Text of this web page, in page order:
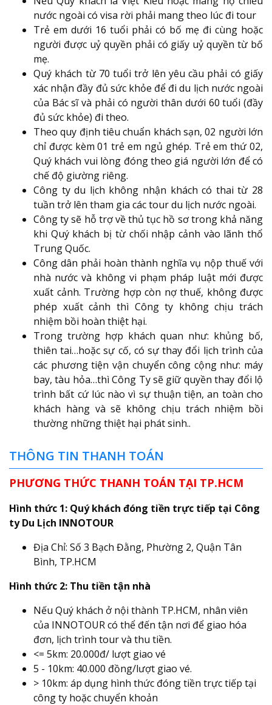
nước ngoài có visa rời phải mang theo lúc đi tour
Trẻ em dưới 16 tuổi phải có bố mẹ đi cùng hoặc
người được uỷ quyền phải có giấy uỷ quyền từ bố
mẹ.
Quý khách từ 70 tuổi trở lên yêu cầu phải có giấy
xác nhận đầy đủ sức khỏe để đi du lịch nước ngoài
của Bác sĩ và phải có người thân dưới 60 tuổi (đầy
đủ sức khỏe) đi theo.
Theo quy định tiêu chuẩn khách sạn, 02 người lớn
chỉ được kèm 01 trẻ em ngủ ghép. Trẻ em thứ 02,
Quý khách vui lòng đóng theo giá người lớn để có
chế độ giường riêng.
Công ty du lịch không nhận khách có thai từ 28
tuần trở lên tham gia các tour du lịch nước ngoài.
Công ty sẽ hỗ trợ về thủ tục hồ sơ trong khả năng
khi Quý khách bị từ chối nhập cảnh vào lãnh thổ
Trung Quốc.
Công dân phải hoàn thành nghĩa vụ nộp thuế với
nhà nước và không vi phạm pháp luật mới được
xuất cảnh. Trường hợp còn nợ thuế, không được
phép xuất cảnh thì Công ty không chịu trách
nhiệm bồi hoàn thiệt hại.
Trong trường hợp khách quan như: khủng bố,
thiên tai…hoặc sự cố, có sự thay đổi lịch trình của
các phương tiện vận chuyển công cộng như: máy
bay, tàu hỏa…thì Công Ty sẽ giữ quyền thay đổi lộ
trình bất cứ lúc nào vì sự thuận tiện, an toàn cho
khách hàng và sẽ không chịu trách nhiệm bồi
thường những thiệt hại phát sinh..
THÔNG TIN THANH TOÁN
PHƯƠNG THỨC THANH TOÁN TẠI TP.HCM
Hình thức 1: Quý khách đóng tiền trực tiếp tại Công
ty Du Lịch INNOTOUR
Địa Chỉ: Số 3 Bạch Đằng, Phường 2, Quận Tân
Bình, TP.HCM
Hình thức 2: Thu tiền tận nhà
Nếu Quý khách ở nội thành TP.HCM, nhân viên
của INNOTOUR có thể đến tận nơi để giao hóa
đơn, lịch trình tour và thu tiền.
<= 5km: 20.000đ/ lượt giao vé
5 - 10km: 40.000 đồng/lượt giao vé.
> 10km: áp dụng hình thức đóng tiền trực tiếp tại
công ty hoặc chuyển khoản